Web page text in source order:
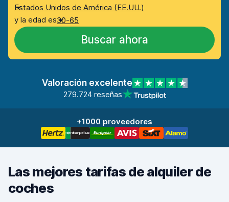
Estados Unidos de América (EE.UU.)
y la edad es30-65
Buscar ahora
Valoración excelente
279.724 reseñas
+1000 proveedores
Las mejores tarifas de alquiler de
coches